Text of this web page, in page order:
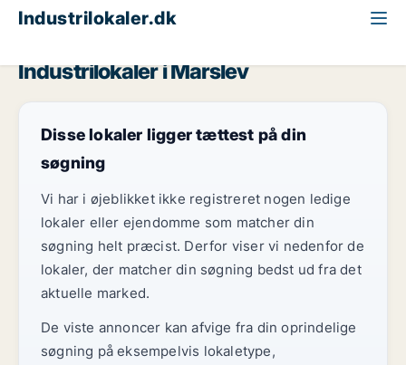
Industrilokaler.dk
Industrilokaler i Marslev
Disse lokaler ligger tættest på din
søgning
Vi har i øjeblikket ikke registreret nogen ledige
lokaler eller ejendomme som matcher din
søgning helt præcist. Derfor viser vi nedenfor de
lokaler, der matcher din søgning bedst ud fra det
aktuelle marked.
De viste annoncer kan afvige fra din oprindelige
søgning på eksempelvis lokaletype,